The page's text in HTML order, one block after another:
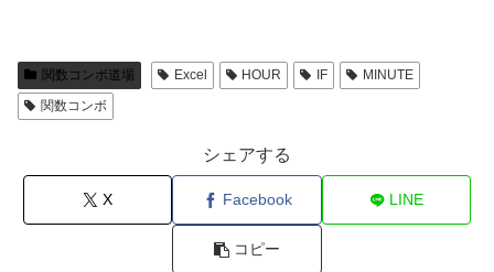
関数コンボ道場 Excel HOUR IF
MINUTE
関数コンボ
シェアする
X Facebook LINE
コピー